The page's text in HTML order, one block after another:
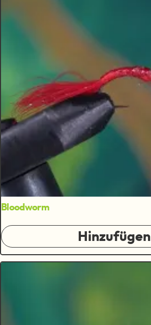
Bloodworm
Hinzufügen